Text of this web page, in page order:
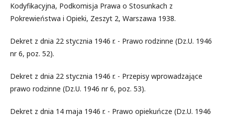
Kodyfikacyjna, Podkomisja Prawa o Stosunkach z
Pokrewieństwa i Opieki, Zeszyt 2, Warszawa 1938.
Dekret z dnia 22 stycznia 1946 r. - Prawo rodzinne (Dz.U. 1946
nr 6, poz. 52).
Dekret z dnia 22 stycznia 1946 r. - Przepisy wprowadzające
prawo rodzinne (Dz.U. 1946 nr 6, poz. 53).
Dekret z dnia 14 maja 1946 r. - Prawo opiekuńcze (Dz.U. 1946